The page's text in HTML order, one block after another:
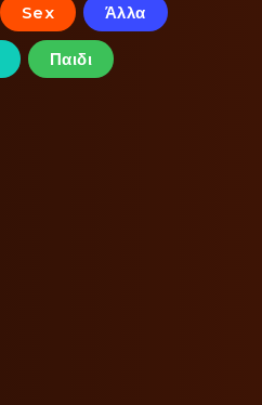
Sex Άλλα
Παιδι